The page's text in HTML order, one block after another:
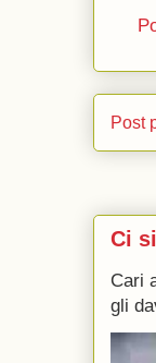
Post
Ci
Cari
gli